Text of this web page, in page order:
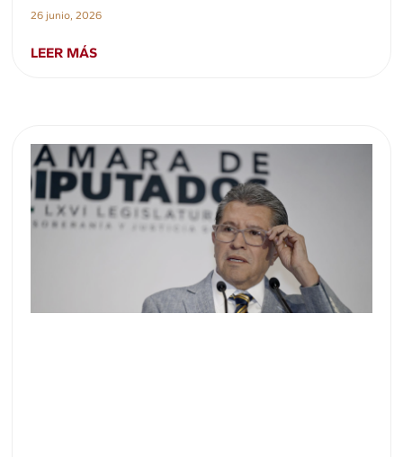
26 junio, 2026
LEER MÁS